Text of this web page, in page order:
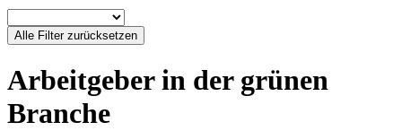
Alle Filter zurücksetzen
Arbeitgeber in der grünen
Branche